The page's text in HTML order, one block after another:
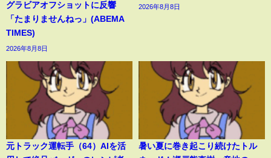
グラビアオフショットに反響
「たまりませんねっ」(ABEMA
TIMES)
2026年8月8日
2026年8月8日
元トラック運転手（64）AIを活
暑い夏に巻き起こり続けたトル